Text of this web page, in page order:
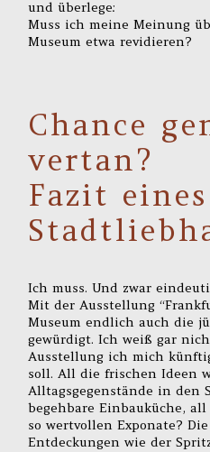
und überlege:
Muss ich meine Meinung
Museum etwa revidieren?
Chance
vertan?
Fazit eines
Ich muss. Und zwar
Mit der Ausstellung
Museum endlich auch die
gewürdigt. Ich weiß gar
Ausstellung ich mich
soll. All die frischen Ideen
Alltagsgegenstände in den
begehbare Einbauküche,
so wertvollen Exponate?
Entdeckungen wie der